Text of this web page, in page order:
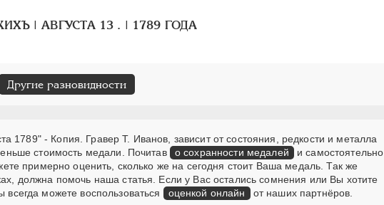
| АВГУСТА 13 . | 1789 ГОДА
Другие разновидности
1789" - Копия. Гравер T. Иванов, зависит от состояния, редкости и металла
стоимость медали. Почитав
о сохранности медалей и самостоятельно
примерно оценить, сколько же на сегодня стоит Ваша медаль. Так же
должна помочь наша статья. Если у Вас остались сомнения или Вы хотите
можете воспользоваться
оценкой онлайн от наших партнёров.